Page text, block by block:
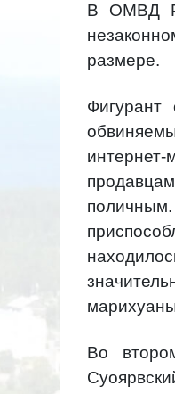
В ОМВД
размере.
Во